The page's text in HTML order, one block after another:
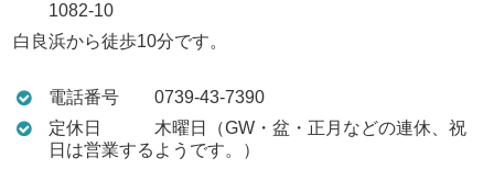
1082-10
白良浜から徒歩10分です。
電話番号 0739-43-7390
定休日 木曜日（GW・盆・正月などの連休、祝
日は営業するようです。）